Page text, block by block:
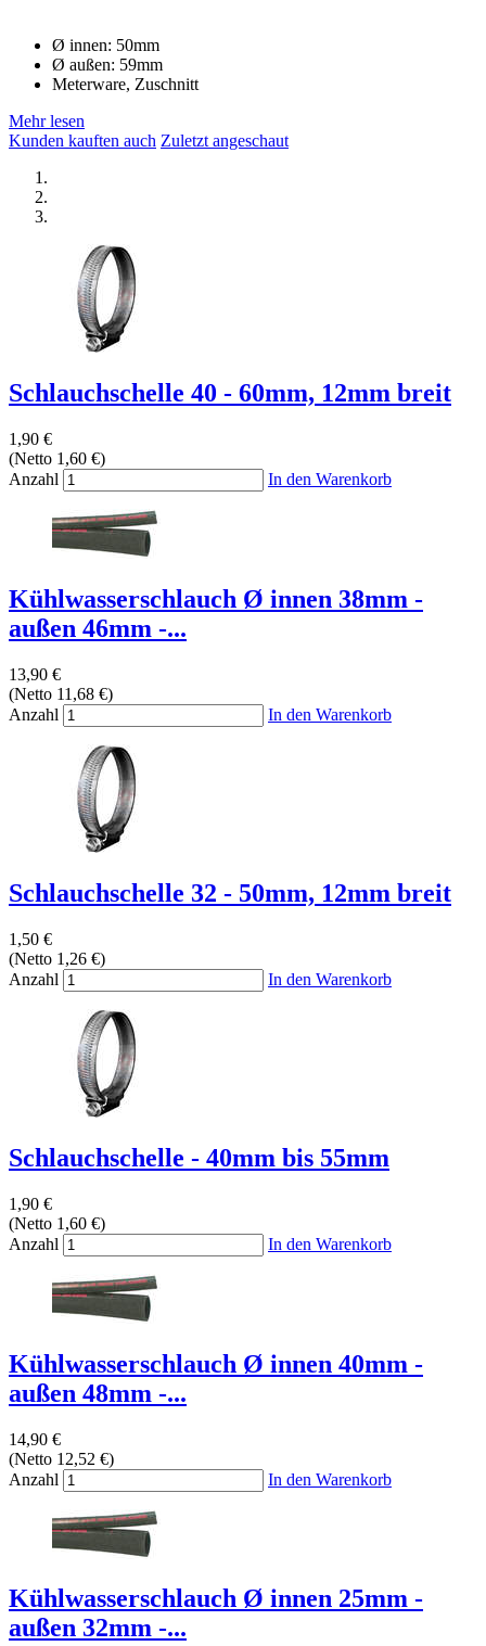
Ø innen: 50mm
Ø außen: 59mm
Meterware, Zuschnitt
Mehr lesen
Kunden kauften auch Zuletzt angeschaut
Schlauchschelle 40 - 60mm, 12mm breit
1,90 €
(Netto 1,60 €)
Anzahl
In den Warenkorb
Kühlwasserschlauch Ø innen 38mm -
außen 46mm -...
13,90 €
(Netto 11,68 €)
Anzahl
In den Warenkorb
Schlauchschelle 32 - 50mm, 12mm breit
1,50 €
(Netto 1,26 €)
Anzahl
In den Warenkorb
Schlauchschelle - 40mm bis 55mm
1,90 €
(Netto 1,60 €)
Anzahl
In den Warenkorb
Kühlwasserschlauch Ø innen 40mm -
außen 48mm -...
14,90 €
(Netto 12,52 €)
Anzahl
In den Warenkorb
Kühlwasserschlauch Ø innen 25mm -
außen 32mm -...